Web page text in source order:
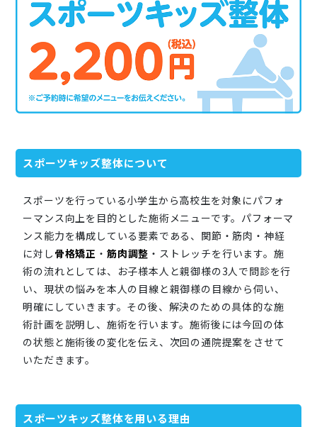
スポーツキッズ整体について
スポーツを行っている小学生から高校生を対象にパフォ
ーマンス向上を目的とした施術メニューです。パフォーマ
ンス能力を構成している要素である、関節・筋肉・神経
に対し 骨格矯正 ・ 筋肉調整 ・ストレッチを行います。施
術の流れとしては、お子様本人と親御様の3人で問診を行
い、現状の悩みを本人の目線と親御様の目線から伺い、
明確にしていきます。その後、解決のための具体的な施
術計画を説明し、施術を行います。施術後には今回の体
の状態と施術後の変化を伝え、次回の通院提案をさせて
いただきます。
スポーツキッズ整体を用いる理由